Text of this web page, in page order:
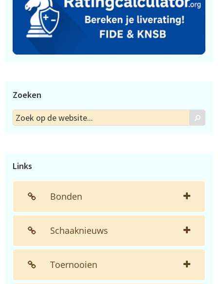
Zoeken
Zoek
op
Zoek
Links
Bonden
Schaaknieuws
Toernooien